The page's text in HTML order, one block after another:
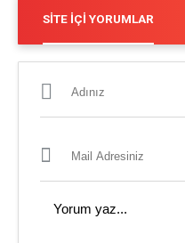
SITE İÇI YORUMLAR